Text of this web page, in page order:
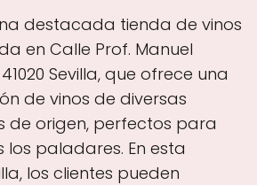
destacada tienda de vinos
en Calle Prof. Manuel
Sevilla, que ofrece una
de vinos de diversas
de origen, perfectos para
paladares. En esta
los clientes pueden